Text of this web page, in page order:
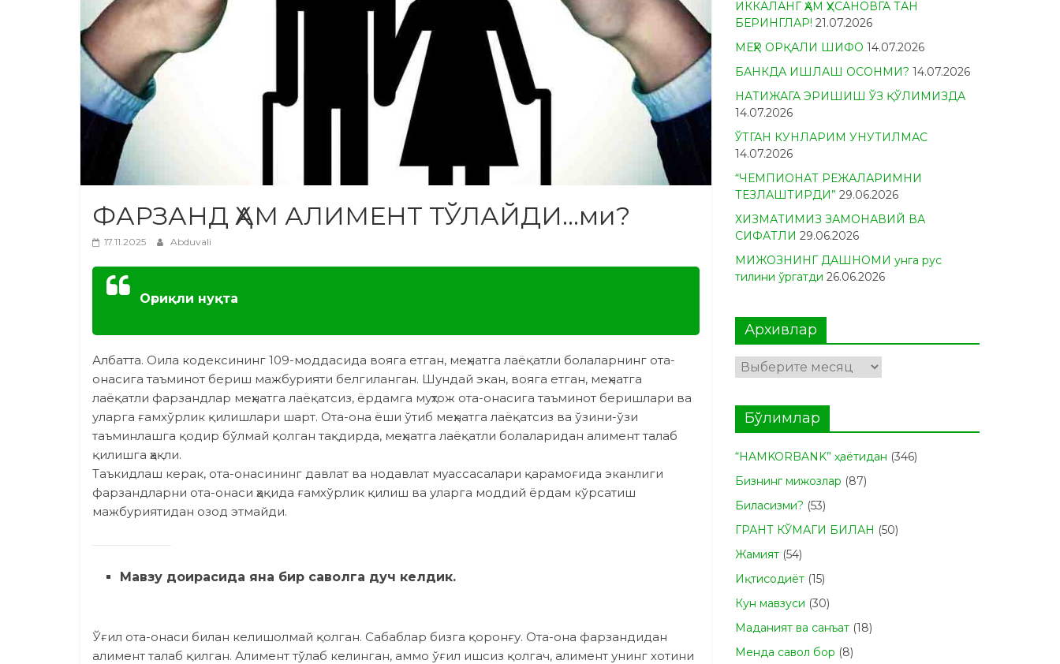
ФАРЗАНД ҲАМ АЛИМЕНТ ТЎЛАЙДИ…ми?
17.11.2025 Abduvali
Оғриқли нуқта
Албатта. Оила кодексининг 109-моддасида вояга етган, меҳнатга лаёқатли болаларнинг ота-
онасига таъминот бериш мажбурияти белгиланган. Шундай экан, вояга етган, меҳнатга
лаёқатли фарзандлар меҳнатга лаёқатсиз, ёрдамга муҳтож ота-онасига таъминот беришлари ва
уларга ғамхўрлик қилишлари шарт. Ота-она ёши ўтиб меҳнатга лаёқатсиз ва ўзини-ўзи
таъминлашга қодир бўлмай қолган тақдирда, меҳнатга лаёқатли болаларидан алимент талаб
қилишга ҳақли.
Таъкидлаш керак, ота-онасининг давлат ва нодавлат муассасалари қарамоғида эканлиги
фарзандларни ота-онаси ҳақида ғамхўрлик қилиш ва уларга моддий ёрдам кўрсатиш
мажбуриятидан озод этмайди.
Мавзу доирасида яна бир саволга дуч келдик.
Ўғил ота-онаси билан келишолмай қолган. Сабаблар бизга қоронғу. Ота-она фарзандидан
алимент талаб қилган. Алимент тўлаб келинган, аммо ўғил ишсиз қолгач, алимент унинг хотини
ИККАЛАНГ ҲАМ ҲУСАНОВГА ТАН
БЕРИНГЛАР! 21.07.2026
МЕҲР ОРҚАЛИ ШИФО 14.07.2026
БАНКДА ИШЛАШ ОСОНМИ? 14.07.2026
НАТИЖАГА ЭРИШИШ ЎЗ ҚЎЛИМИЗДА
14.07.2026
ЎТГАН КУНЛАРИМ УНУТИЛМАС
14.07.2026
“ЧЕМПИОНАТ РЕЖАЛАРИМНИ
ТЕЗЛАШТИРДИ” 29.06.2026
ХИЗМАТИМИЗ ЗАМОНАВИЙ ВА
СИФАТЛИ 29.06.2026
МИЖОЗНИНГ ДАШНОМИ унга рус
тилини ўргатди 26.06.2026
Архивлар
Архивлар
Бўлимлар
“HAMKORBANK” ҳаётидан (346)
Бизнинг мижозлар (87)
Биласизми? (53)
ГРАНТ КЎМАГИ БИЛАН (50)
Жамият (54)
Иқтисодиёт (15)
Кун мавзуси (30)
Маданият ва санъат (18)
Менда савол бор (8)